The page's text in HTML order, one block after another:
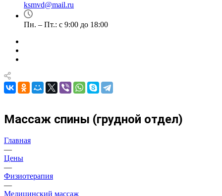
ksmvd@mail.ru
Пн. – Пт.: с 9:00 до 18:00
Массаж спины (грудной отдел)
Главная
—
Цены
—
Физиотерапия
—
Медицинский массаж